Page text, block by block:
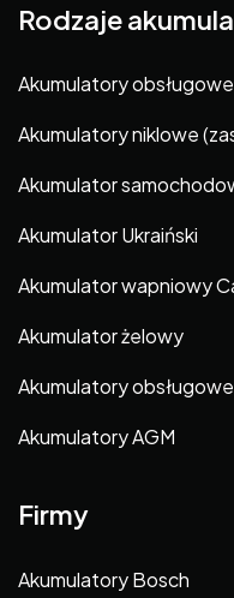
Rodzaje
Akumulatory obsługowe
Akumulatory niklowe
Akumulator
Akumulator Ukraiński
Akumulator wapniowy
Akumulator żelowy
Akumulatory obsługowe
Akumulatory AGM
Firmy
Akumulatory Bosch